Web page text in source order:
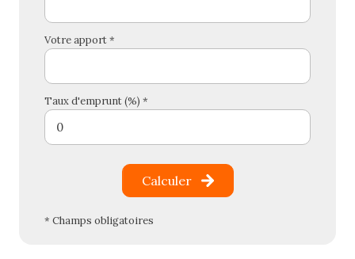
Votre apport *
Taux d'emprunt (%) *
Calculer
* Champs obligatoires